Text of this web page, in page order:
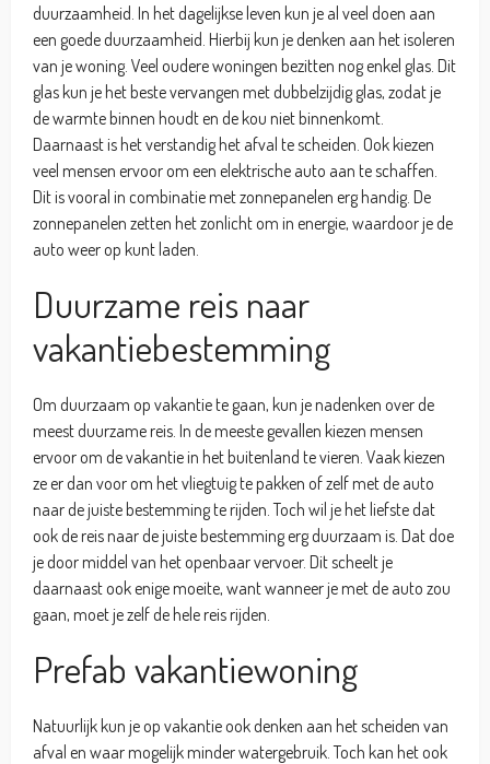
duurzaamheid. In het dagelijkse leven kun je al veel doen aan
een goede duurzaamheid. Hierbij kun je denken aan het isoleren
van je woning. Veel oudere woningen bezitten nog enkel glas. Dit
glas kun je het beste vervangen met dubbelzijdig glas, zodat je
de warmte binnen houdt en de kou niet binnenkomt.
Daarnaast is het verstandig het afval te scheiden. Ook kiezen
veel mensen ervoor om een elektrische auto aan te schaffen.
Dit is vooral in combinatie met zonnepanelen erg handig. De
zonnepanelen zetten het zonlicht om in energie, waardoor je de
auto weer op kunt laden.
Duurzame reis naar
vakantiebestemming
Om duurzaam op vakantie te gaan, kun je nadenken over de
meest duurzame reis. In de meeste gevallen kiezen mensen
ervoor om de vakantie in het buitenland te vieren. Vaak kiezen
ze er dan voor om het vliegtuig te pakken of zelf met de auto
naar de juiste bestemming te rijden. Toch wil je het liefste dat
ook de reis naar de juiste bestemming erg duurzaam is. Dat doe
je door middel van het openbaar vervoer. Dit scheelt je
daarnaast ook enige moeite, want wanneer je met de auto zou
gaan, moet je zelf de hele reis rijden.
Prefab vakantiewoning
Natuurlijk kun je op vakantie ook denken aan het scheiden van
afval en waar mogelijk minder watergebruik. Toch kan het ook